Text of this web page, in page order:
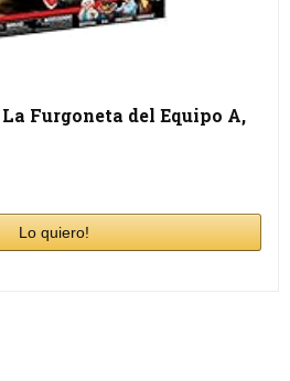
Furgoneta del Equipo A,
Lo quiero!